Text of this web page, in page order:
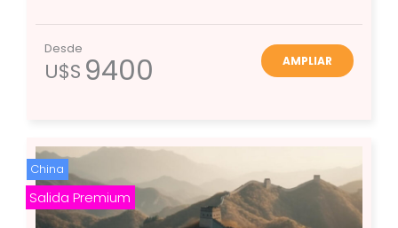
Desde
U$S 9400 AMPLIAR
China
Salida Premium